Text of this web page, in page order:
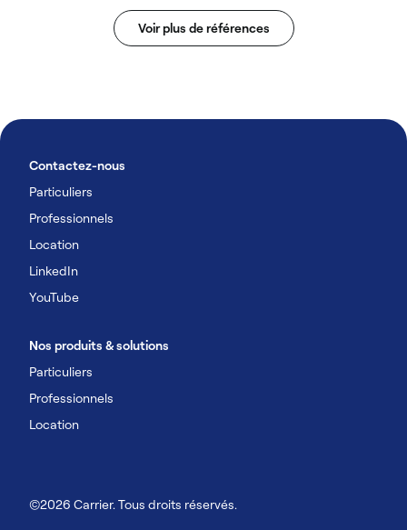
Voir plus de références
Contactez-nous
Particuliers
Professionnels
Location
LinkedIn
YouTube
Nos produits & solutions
Particuliers
Professionnels
Location
©2026 Carrier. Tous droits réservés.